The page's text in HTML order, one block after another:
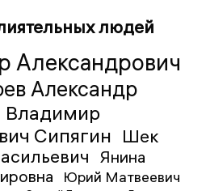
людей
Александрович
Александр
Владимир
Сипягин Шек
Янина
Юрий Матвеевич